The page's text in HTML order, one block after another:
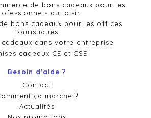
de bons cadeaux pour les
du loisir
bons cadeaux pour les offices
touristiques
dans votre entreprise
cadeaux CE et CSE
Besoin d'aide ?
Contact
ça marche ?
Actualités